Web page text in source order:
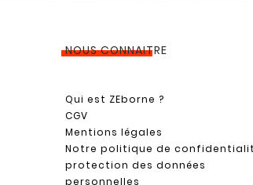
NOUS CONNAITRE
Qui est ZEborne ?
CGV
Mentions légales
Notre politique de
protection des données
personnelles